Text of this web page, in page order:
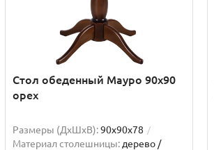
Стол обеденный Мауро 90х90
орех
Размеры (ДхШxВ):90х90х78
Материал столешницы: дерево /